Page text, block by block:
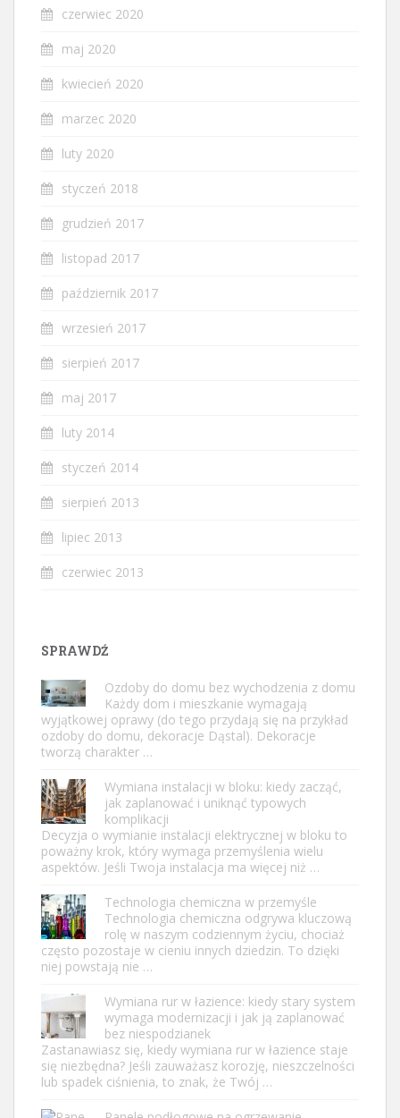
czerwiec 2020
maj 2020
kwiecień 2020
marzec 2020
luty 2020
styczeń 2018
grudzień 2017
listopad 2017
październik 2017
wrzesień 2017
sierpień 2017
maj 2017
luty 2014
styczeń 2014
sierpień 2013
lipiec 2013
czerwiec 2013
SPRAWDŹ
Ozdoby do domu bez wychodzenia z domu
Każdy dom i mieszkanie wymagają
wyjątkowej oprawy (do tego przydają się na przykład
ozdoby do domu, dekoracje Dąstal). Dekoracje
tworzą charakter …
Wymiana instalacji w bloku: kiedy zacząć,
jak zaplanować i uniknąć typowych
komplikacji
Decyzja o wymianie instalacji elektrycznej w bloku to
poważny krok, który wymaga przemyślenia wielu
aspektów. Jeśli Twoja instalacja ma więcej niż …
Technologia chemiczna w przemyśle
Technologia chemiczna odgrywa kluczową
rolę w naszym codziennym życiu, chociaż
często pozostaje w cieniu innych dziedzin. To dzięki
niej powstają nie …
Wymiana rur w łazience: kiedy stary system
wymaga modernizacji i jak ją zaplanować
bez niespodzianek
Zastanawiasz się, kiedy wymiana rur w łazience staje
się niezbędna? Jeśli zauważasz korozję, nieszczelności
lub spadek ciśnienia, to znak, że Twój …